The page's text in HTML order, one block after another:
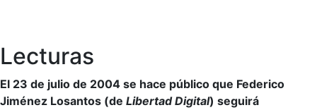
Lecturas
El 23 de julio de 2004 se hace público que Federico
Jiménez Losantos (de Libertad Digital) seguirá